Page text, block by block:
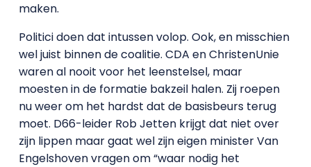
maken.
Politici doen dat intussen volop. Ook, en misschien
wel juist binnen de coalitie. CDA en ChristenUnie
waren al nooit voor het leenstelsel, maar
moesten in de formatie bakzeil halen. Zij roepen
nu weer om het hardst dat de basisbeurs terug
moet. D66-leider Rob Jetten krijgt dat niet over
zijn lippen maar gaat wel zijn eigen minister Van
Engelshoven vragen om “waar nodig het